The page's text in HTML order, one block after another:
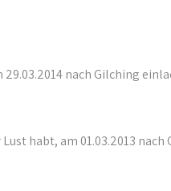
nach Gilching
habt, am 01.03.2013